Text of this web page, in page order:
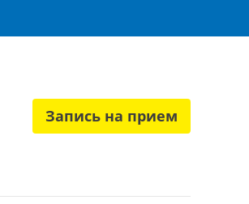
Запись на прием